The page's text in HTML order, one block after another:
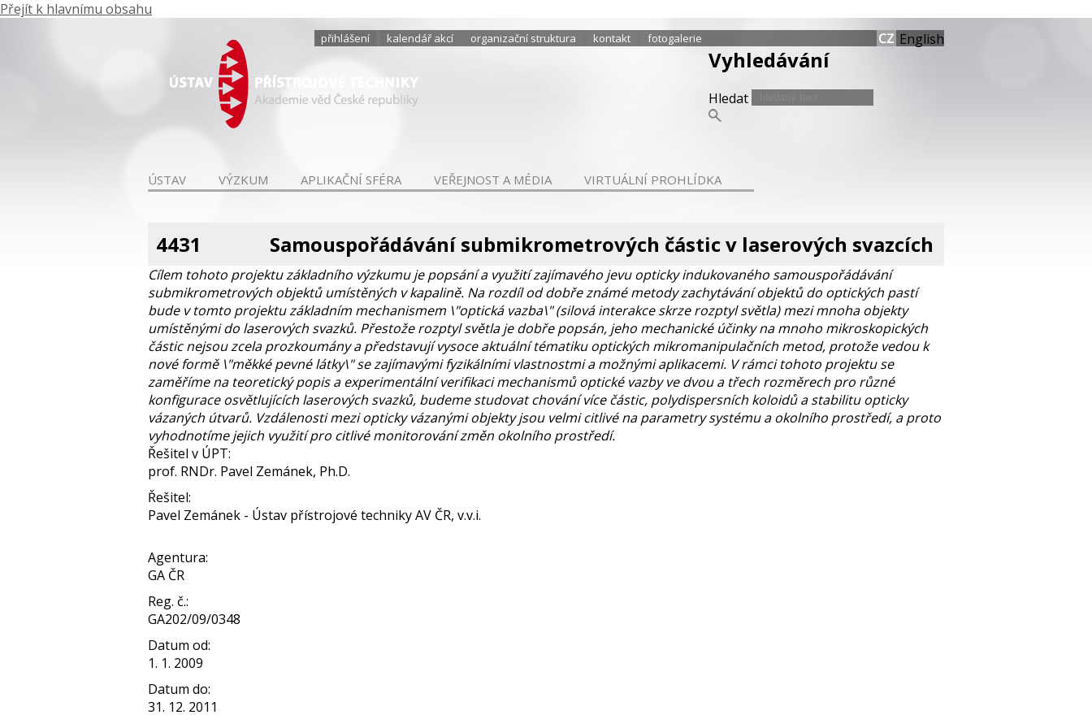
Přejít k hlavnímu obsahu
přihlášení kalendář akcí organizační struktura kontakt fotogalerie
Vyhledávání
Hledat
English
ÚSTAV VÝZKUM APLIKAČNÍ SFÉRA VEŘEJNOST A MÉDIA VIRTUÁLNÍ PROHLÍDKA
4431 Samouspořádávání submikrometrových částic v laserových svazcích
Cílem tohoto projektu základního výzkumu je popsání a využití zajímavého jevu opticky indukovaného samouspořádávání
submikrometrových objektů umístěných v kapalině. Na rozdíl od dobře známé metody zachytávání objektů do optických pastí
bude v tomto projektu základním mechanismem \"optická vazba\" (silová interakce skrze rozptyl světla) mezi mnoha objekty
umístěnými do laserových svazků. Přestože rozptyl světla je dobře popsán, jeho mechanické účinky na mnoho mikroskopických
částic nejsou zcela prozkoumány a představují vysoce aktuální tématiku optických mikromanipulačních metod, protože vedou k
nové formě \"měkké pevné látky\" se zajímavými fyzikálními vlastnostmi a možnými aplikacemi. V rámci tohoto projektu se
zaměříme na teoretický popis a experimentální verifikaci mechanismů optické vazby ve dvou a třech rozměrech pro různé
konfigurace osvětlujících laserových svazků, budeme studovat chování více částic, polydispersních koloidů a stabilitu opticky
vázaných útvarů. Vzdálenosti mezi opticky vázanými objekty jsou velmi citlivé na parametry systému a okolního prostředí, a proto
vyhodnotíme jejich využití pro citlivé monitorování změn okolního prostředí.
Řešitel v ÚPT:
prof. RNDr. Pavel Zemánek, Ph.D.
Řešitel:
Pavel Zemánek - Ústav přístrojové techniky AV ČR, v.v.i.
Agentura:
GA ČR
Reg. č.:
GA202/09/0348
Datum od:
1. 1. 2009
Datum do:
31. 12. 2011